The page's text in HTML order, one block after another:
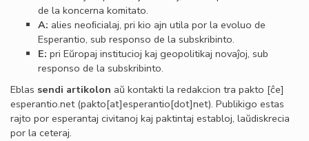
de la koncerna komitato.
A: alies neoﬁcialaj, pri kio ajn utila por la evoluo de
Esperantio, sub responso de la subskribinto.
E: pri Eŭropaj institucioj kaj geopolitikaj novaĵoj, sub
responso de la subskribinto.
Eblas sendi artikolon aŭ kontakti la redakcion tra pakto [ĉe]
esperantio.net(pakto[at]esperantio[dot]net). Publikigo estas
rajto por esperantaj civitanoj kaj paktintaj establoj, laŭdiskrecia
por la ceteraj.